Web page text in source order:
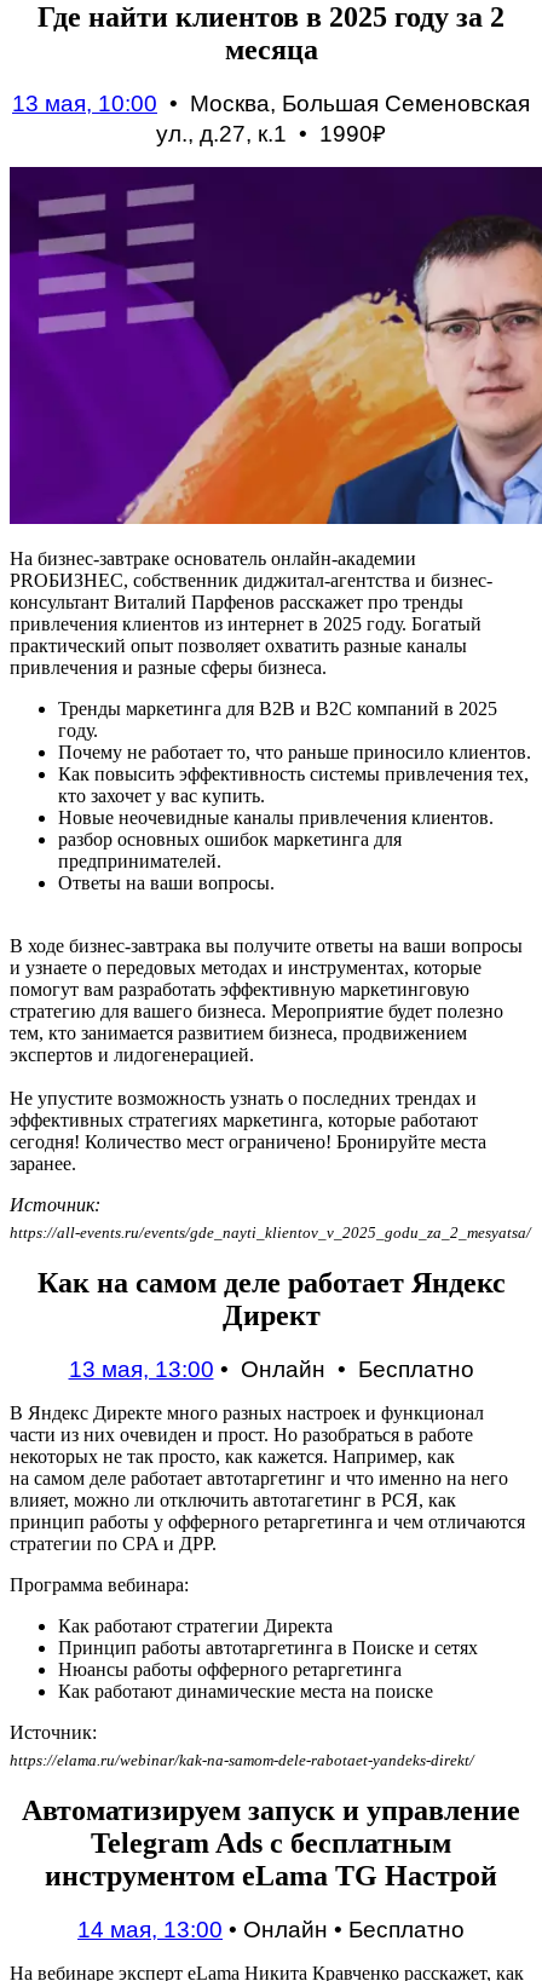
Где найти клиентов в 2025 году за 2
месяца
13 мая, 10:00 • Москва, Большая Семеновская
ул., д.27, к.1 • 1990₽
На бизнес-завтраке основатель онлайн-академии
PROБИЗНЕС, собственник диджитал-агентства и бизнес-
консультант Виталий Парфенов расскажет про тренды
привлечения клиентов из интернет в 2025 году. Богатый
практический опыт позволяет охватить разные каналы
привлечения и разные сферы бизнеса.
Тренды маркетинга для B2B и B2C компаний в 2025
году.
Почему не работает то, что раньше приносило клиентов.
Как повысить эффективность системы привлечения тех,
кто захочет у вас купить.
Новые неочевидные каналы привлечения клиентов.
разбор основных ошибок маркетинга для
предпринимателей.
Ответы на ваши вопросы.
В ходе бизнес-завтрака вы получите ответы на ваши вопросы
и узнаете о передовых методах и инструментах, которые
помогут вам разработать эффективную маркетинговую
стратегию для вашего бизнеса. Мероприятие будет полезно
тем, кто занимается развитием бизнеса, продвижением
экспертов и лидогенерацией.
Не упустите возможность узнать о последних трендах и
эффективных стратегиях маркетинга, которые работают
сегодня! Количество мест ограничено! Бронируйте места
заранее.
Источник:
https://all-events.ru/events/gde_nayti_klientov_v_2025_godu_za_2_mesyatsa/
Как на самом деле работает Яндекс
Директ
13 мая, 13:00 • Онлайн • Бесплатно
В Яндекс Директе много разных настроек и функционал
части из них очевиден и прост. Но разобраться в работе
некоторых не так просто, как кажется. Например, как
на самом деле работает автотаргетинг и что именно на него
влияет, можно ли отключить автотагетинг в РСЯ, как
принцип работы у офферного ретаргетинга и чем отличаются
стратегии по CPA и ДРР.
Программа вебинара:
Как работают стратегии Директа
Принцип работы автотаргетинга в Поиске и сетях
Нюансы работы офферного ретаргетинга
Как работают динамические места на поиске
Источник:
https://elama.ru/webinar/kak-na-samom-dele-rabotaet-yandeks-direkt/
Автоматизируем запуск и управление
Telegram Ads с бесплатным
инструментом eLama TG Настрой
14 мая, 13:00 • Онлайн • Бесплатно
На вебинаре эксперт eLama Никита Кравченко расскажет, как